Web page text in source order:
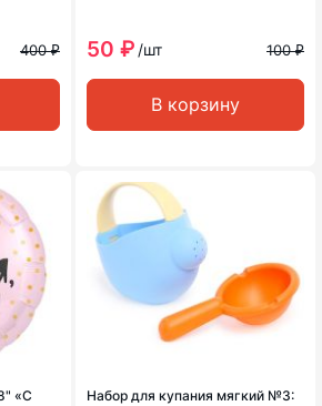
400 ₽ 50 ₽ /шт 100 ₽
В корзину
«С
Набор для купания мягкий №3: